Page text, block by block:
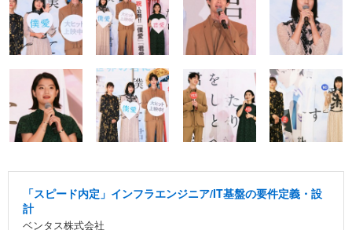
「スピード内定」インフラエンジニア/IT基盤の要件定義・設
計
ベンタス株式会社